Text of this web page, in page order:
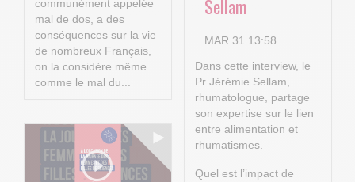
communément appelée
mal de dos, a des
conséquences sur la vie
de nombreux Français,
on la considère même
comme le mal du...
Sellam
MAR 31 13:58
Dans cette interview, le
Pr Jérémie Sellam,
rhumatologue, partage
son expertise sur le lien
entre alimentation et
rhumatismes.
Quel est l’impact de